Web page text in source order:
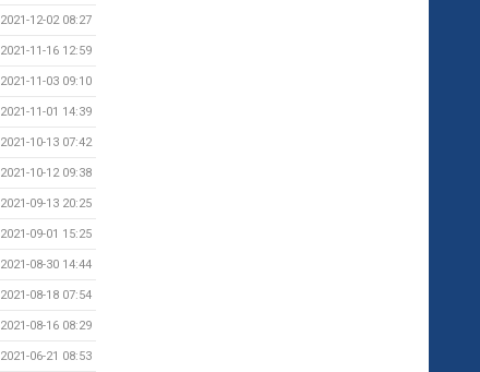
2021-12-02 08:27
2021-11-16 12:59
2021-11-03 09:10
2021-11-01 14:39
2021-10-13 07:42
2021-10-12 09:38
2021-09-13 20:25
2021-09-01 15:25
2021-08-30 14:44
2021-08-18 07:54
2021-08-16 08:29
2021-06-21 08:53